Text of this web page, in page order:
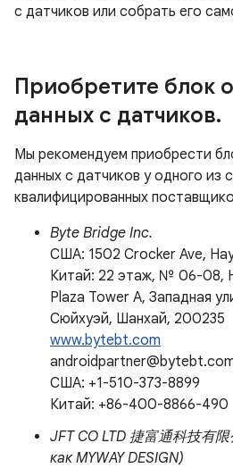
с датчиков или собрать его
Приобретите блок
данных с датчиков.
Мы рекомендуем приобрести
данных с датчиков у одного из
квалифицированных
Byte Bridge Inc.
США: 1502 Crocker Ave,
Китай: 22 этаж, № 06-08,
Plaza Tower A, Западная
Сюйхуэй, Шанхай, 200235
www.bytebt.com
США: +1-510-373-8899
Китай: +86-400-8866-490
JFT CO LTD 捷富通科技有
как MYWAY DESIGN)